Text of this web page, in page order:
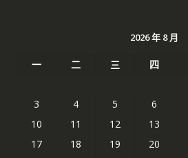
2026 年 8 月
一 二 三 四
3
4 5 6
10
11 12 13
17
18 19 20